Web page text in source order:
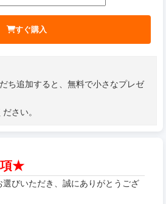
すぐ購入
ち追加すると、無料で小さなプレゼ
さい。
項★
びいただき、誠にありがとうござ